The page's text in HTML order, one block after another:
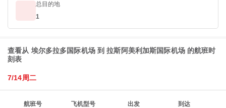
总目的地
1
查看从 埃尔多拉多国际机场 到 拉斯阿美利加斯国际机场 的航班时
刻表
7/14周二
航班号 飞机型号 出发 到达